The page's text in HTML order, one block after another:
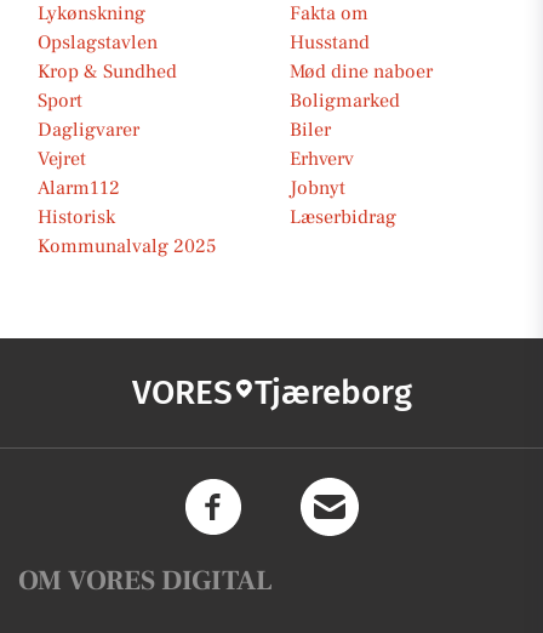
Lykønskning
Fakta om
Opslagstavlen
Husstand
Krop & Sundhed
Mød dine naboer
Sport
Boligmarked
Dagligvarer
Biler
Vejret
Erhverv
Alarm112
Jobnyt
Historisk
Læserbidrag
Kommunalvalg 2025
VORES Tjæreborg
OM VORES DIGITAL